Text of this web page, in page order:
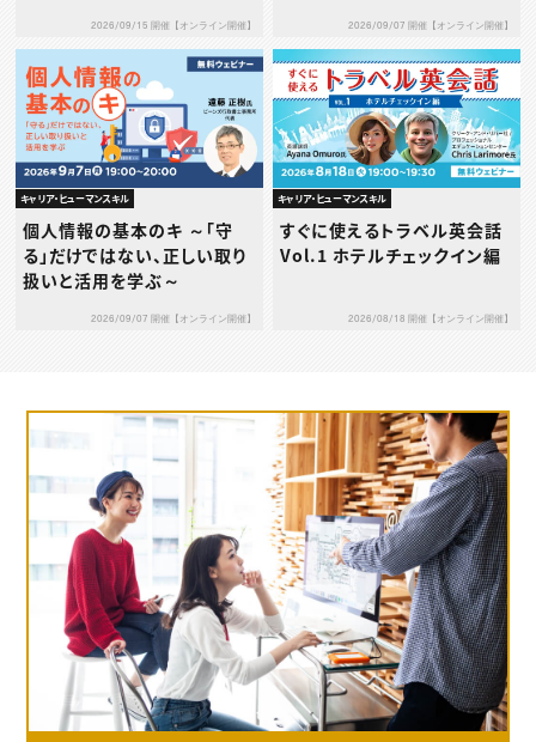
2026/09/15 開催【オンライン開催】 2026/09/07 開催【オンライン開催】
キャリア・ヒューマンスキル
個人情報の基本のキ ～「守
る」だけではない、正しい取り
扱いと活用を学ぶ～
2026/09/07 開催【オンライン開催】
キャリア・ヒューマンスキル
すぐに使えるトラベル英会話
Vol.1 ホテルチェックイン編
2026/08/18 開催【オンライン開催】